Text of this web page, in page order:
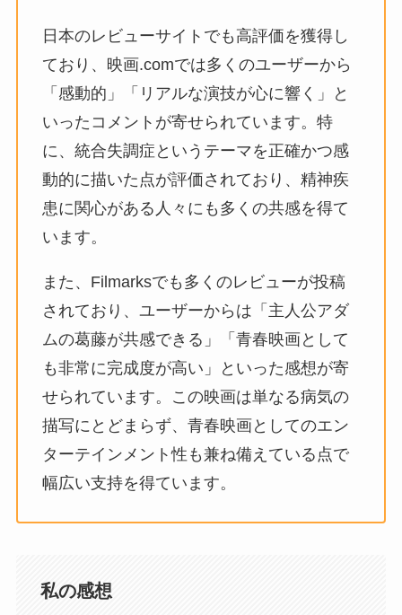
日本のレビューサイトでも高評価を獲得し
ており、映画.comでは多くのユーザーから
「感動的」「リアルな演技が心に響く」と
いったコメントが寄せられています。特
に、統合失調症というテーマを正確かつ感
動的に描いた点が評価されており、精神疾
患に関心がある人々にも多くの共感を得て
います。
また、Filmarksでも多くのレビューが投稿
されており、ユーザーからは「主人公アダ
ムの葛藤が共感できる」「青春映画として
も非常に完成度が高い」といった感想が寄
せられています。この映画は単なる病気の
描写にとどまらず、青春映画としてのエン
ターテインメント性も兼ね備えている点で
幅広い支持を得ています。
私の感想